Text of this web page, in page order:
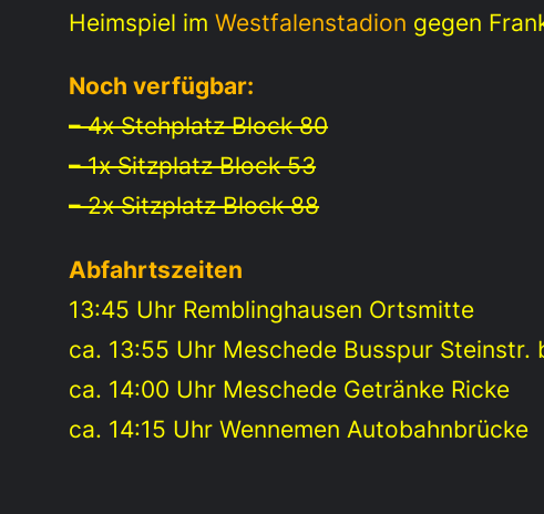
Heimspiel imWestfalenstadion gegen
Noch verfügbar:
– 4x Stehplatz Block 80
– 1x Sitzplatz Block 53
– 2x Sitzplatz Block 88
Abfahrtszeiten
13:45 Uhr Remblinghausen Ortsmitte
ca. 13:55 Uhr Meschede Busspur Steinstr.
ca. 14:00 Uhr Meschede Getränke Ricke
ca. 14:15 Uhr Wennemen Autobahnbrücke